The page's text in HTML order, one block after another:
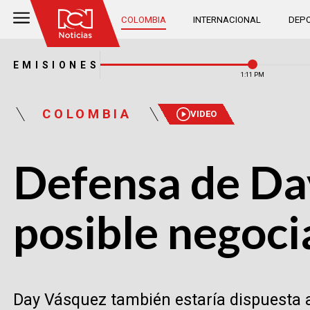
COLOMBIA INTERNACIONAL
EMISIONES
1:11 PM
COLOMBIA VIDEO
Defensa de
posible
Day Vásquez también estaría